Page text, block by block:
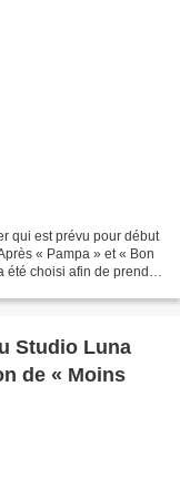
qui est prévu pour début
« Pampa » et « Bon
été choisi afin de prendre
Studio Luna
de « Moins